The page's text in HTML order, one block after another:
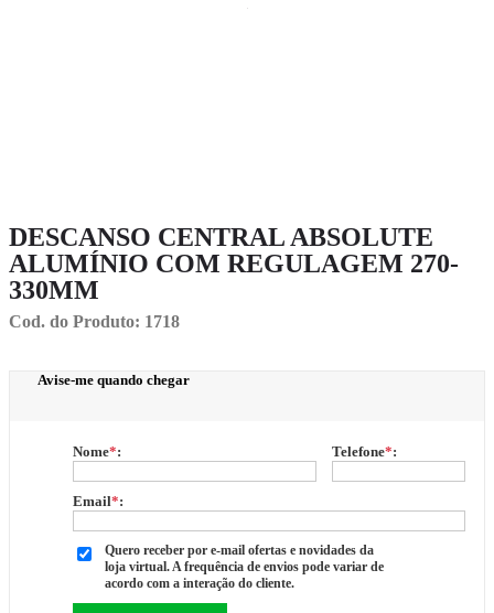
DESCANSO CENTRAL ABSOLUTE
ALUMÍNIO COM REGULAGEM 270-
330MM
Cod. do Produto: 1718
Avise-me quando chegar
Nome*: Telefone*:
Email*:
Quero receber por e-mail ofertas e novidades da
loja virtual. A frequência de envios pode variar de
acordo com a interação do cliente.